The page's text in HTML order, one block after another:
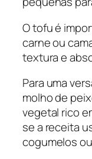
O tofu é
carne ou
textura e
Para uma
molho de
vegetal rico
se a receita
cogumelos